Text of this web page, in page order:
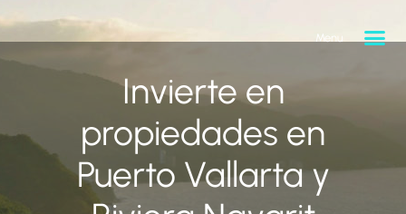
Menu
Invierte en
propiedades en
Puerto Vallarta y